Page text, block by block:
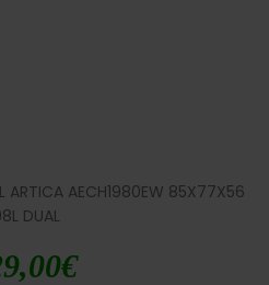
ARTICA AECH1980EW 85X77X56
DUAL
€